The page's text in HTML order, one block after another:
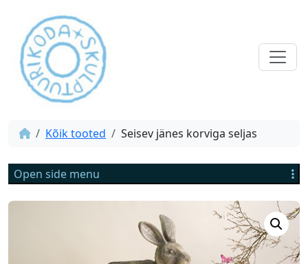
Kõik tooted Seisev jänes korviga seljas
Open side menu